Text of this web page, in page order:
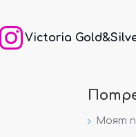
Victoria
Моят